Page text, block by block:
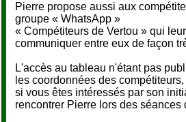
Pierre propose aussi aux
groupe « WhatsApp »
« Compétiteurs de Vertou » qui
communiquer entre eux de façon
L'accès au tableau n'étant pas
les coordonnées des compétiteurs,
si vous êtes intéressés par son
rencontrer Pierre lors des séances